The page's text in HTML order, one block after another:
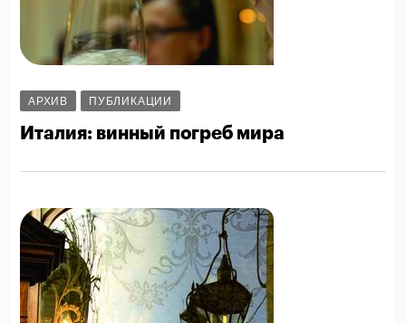
АРХИВ ПУБЛИКАЦИИ
Италия: винный погреб мира